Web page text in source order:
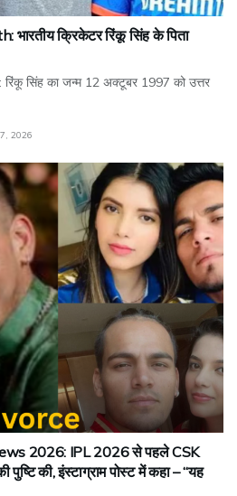
क्रिकेटर रिंकू सिंह के पिता
सिंह का जन्म 12 अक्टूबर 1997 को उत्तर
2026
2026: IPL 2026 से पहले CSK
की, इंस्टाग्राम पोस्ट में कहा – “यह